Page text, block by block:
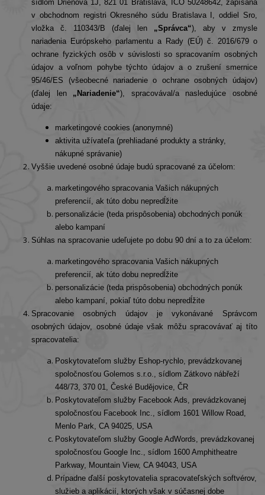
sídlom Drieňová 1J, 821 01 Bratislava, IČO 50248642, zapísaná
v obchodnom registri Okresného súdu Bratislava I, oddiel Sro,
vložka č. 110343/B (ďalej len „Správca“), aby v zmysle
nariadenia Európskeho parlamentu a Rady (EÚ) č. 2016/679 o
ochrane fyzických osôb v súvislosti so spracovaním osobných
údajov a voľnom pohybe týchto údajov a o zrušení smernice
95/46/ES (všeobecné nariadenie o ochrane osobných údajov)
(ďalej len „Nariadenie“), spracovával/a nasledujúce osobné
údaje:
marketingové cookies (anonymné)
aktivita užívateľa (prehliadané produkty a stránky,
nákupné správanie)
Vyššie uvedené osobné údaje budú spracované za účelom:
marketingového spracovania Vašich nákupných
preferencií, ak túto dobu nepredĺžite
personalizácie (teda prispôsobenia) obchodných ponúk
alebo kampaní
Súhlas na spracovanie udeľujete po dobu 90 dní a to za účelom:
marketingového spracovania Vašich nákupných
preferencií, ak túto dobu nepredĺžite
personalizácie (teda prispôsobenia) obchodných ponúk
alebo kampaní, pokiaľ túto dobu nepredĺžite
Spracovanie osobných údajov je vykonávané Správcom
osobných údajov, osobné údaje však môžu spracovávať aj títo
spracovatelia:
Poskytovateľom služby Eshop-rychlo, prevádzkovanej
spoločnosťou Golemos s.r.o., sídlom Zátkovo nábřeží
448/73, 370 01, České Budějovice, ČR
Poskytovateľom služby Facebook Ads, prevádzkovanej
spoločnosťou Facebook Inc., sídlom 1601 Willow Road,
Menlo Park, CA 94025, USA
Poskytovateľom služby Google AdWords, prevádzkovanej
spoločnosťou Google Inc., sídlom 1600 Amphitheatre
Parkway, Mountain View, CA 94043, USA
Prípadne ďalší poskytovatelia spracovateľských softvérov,
služieb a aplikácií, ktorých však v súčasnej dobe